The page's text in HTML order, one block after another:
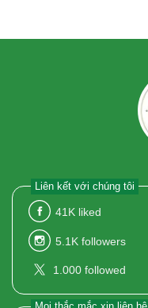
Liên kết với chúng tôi
41K liked
5.1K followers
1.000 followed